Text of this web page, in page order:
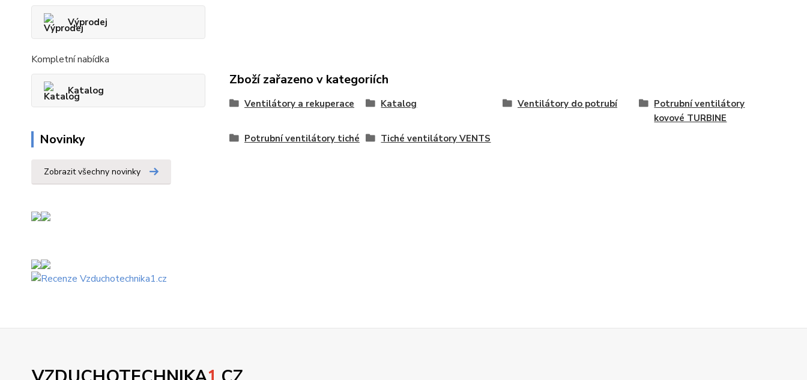
Výprodej
Kompletní nabídka
Katalog
Novinky
Zobrazit všechny novinky
Zboží zařazeno v kategoriích
Ventilátory a rekuperace Katalog Ventilátory do potrubí
Potrubní ventilátory
kovové TURBINE
Potrubní ventilátory tiché
Tiché ventilátory VENTS